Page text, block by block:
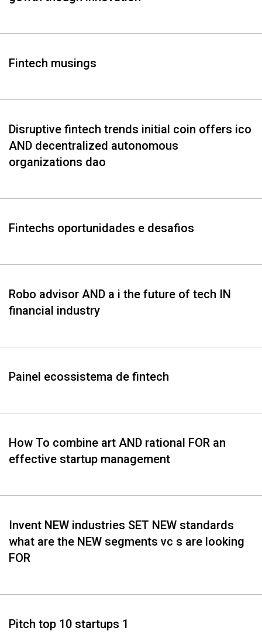
Fintech musings
Disruptive fintech trends initial coin offers ico
AND decentralized autonomous
organizations dao
Fintechs oportunidades e desafios
Robo advisor AND a i the future of tech IN
financial industry
Painel ecossistema de fintech
How To combine art AND rational FOR an
effective startup management
Invent NEW industries SET NEW standards
what are the NEW segments vc s are looking
FOR
Pitch top 10 startups 1